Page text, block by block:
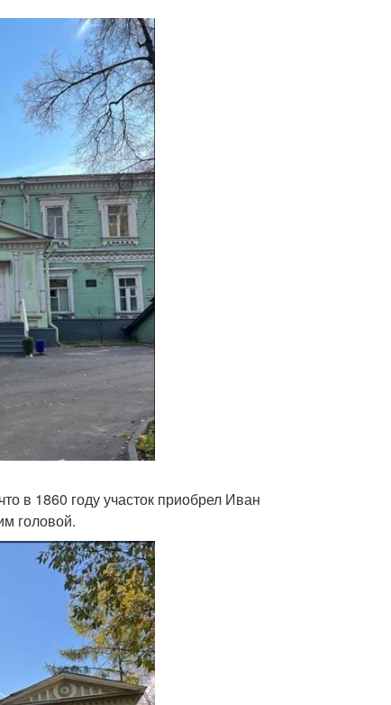
в 1860 году участок приобрел Иван
головой.